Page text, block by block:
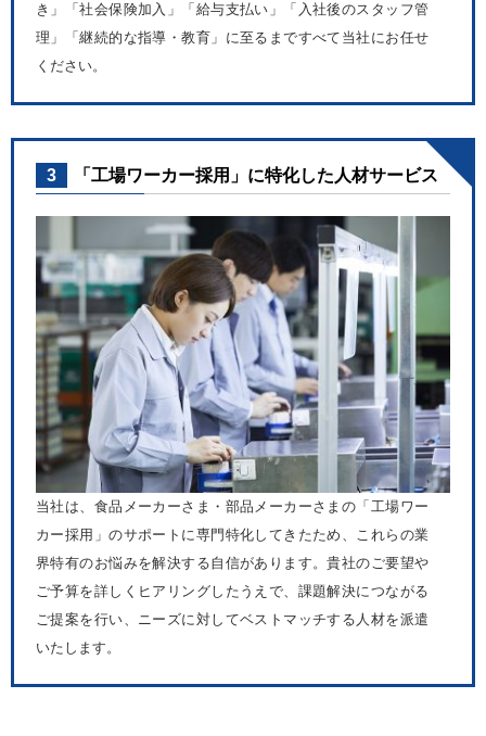
き」「社会保険加入」「給与支払い」「入社後のスタッフ管
理」「継続的な指導・教育」に至るまですべて当社にお任せ
ください。
3 「工場ワーカー採用」に特化した人材サービス
当社は、食品メーカーさま・部品メーカーさまの「工場ワー
カー採用」のサポートに専門特化してきたため、これらの業
界特有のお悩みを解決する自信があります。貴社のご要望や
ご予算を詳しくヒアリングしたうえで、課題解決につながる
ご提案を行い、ニーズに対してベストマッチする人材を派遣
いたします。